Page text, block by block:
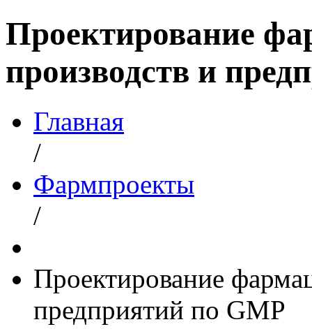
Проектирование
производств и
Главная
/
Фармпроекты
/
Проектирование
предприятий по GMP